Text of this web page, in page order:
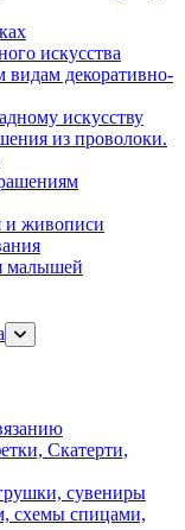
искусства
декоративно-
искусству
из проволоки.
и живописи
малышей
Скатерти,
сувениры
схемы спицами,